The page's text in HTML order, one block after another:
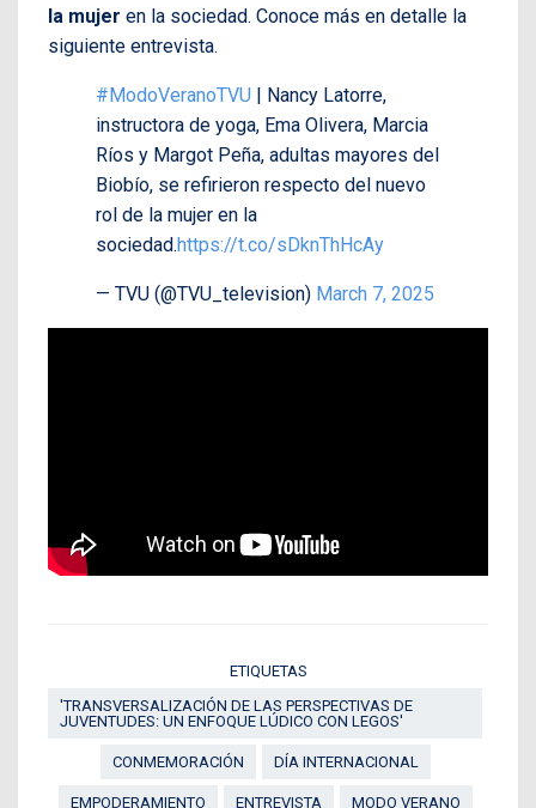
la mujer en la sociedad. Conoce más en detalle la
siguiente entrevista.
#ModoVeranoTVU | Nancy Latorre,
instructora de yoga, Ema Olivera, Marcia
Ríos y Margot Peña, adultas mayores del
Biobío, se refirieron respecto del nuevo
rol de la mujer en la
sociedad.https://t.co/sDknThHcAy
— TVU (@TVU_television) March 7, 2025
ETIQUETAS
'TRANSVERSALIZACIÓN DE LAS PERSPECTIVAS DE
JUVENTUDES: UN ENFOQUE LÚDICO CON LEGOS'
CONMEMORACIÓN DÍA INTERNACIONAL
EMPODERAMIENTO ENTREVISTA MODO VERANO